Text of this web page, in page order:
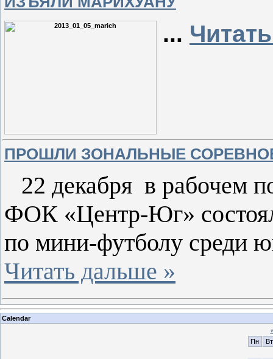
...
ПРОШЛИ ЗОНАЛЬНЫЕ
22 декабря в рабочем
ФОК «Центр-Юг»
по мини-футболу среди
Читать дальше »
Calendar
Пн
Вт